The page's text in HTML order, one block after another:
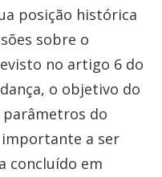
posição histórica
sobre o
no artigo 6 do
o objetivo do
do
a ser
concluído em